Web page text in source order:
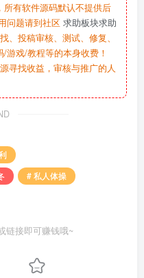
有软件源码默认不提供后
问题请到社区 求助板块求助
、投稿审核、测试、修复、
游戏/教程等的本身收费！
寻找收益，审核与推广的人
# 私人体操
链接即可赚钱哦~